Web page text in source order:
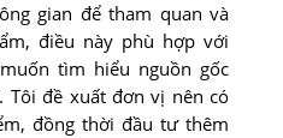
gian để tham quan và
điều này phù hợp với
tìm hiểu nguồn gốc
Tôi đề xuất đơn vị nên có
đồng thời đầu tư thêm